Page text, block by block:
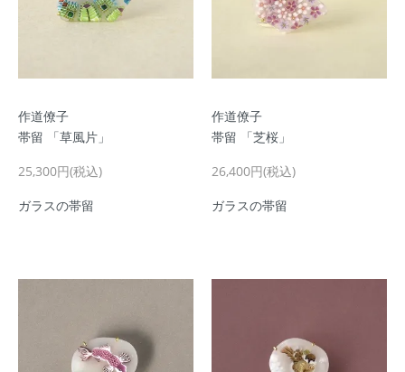
作道僚子
帯留 「草風片」
25,300円(税込)
ガラスの帯留
作道僚子
帯留 「芝桜」
26,400円(税込)
ガラスの帯留